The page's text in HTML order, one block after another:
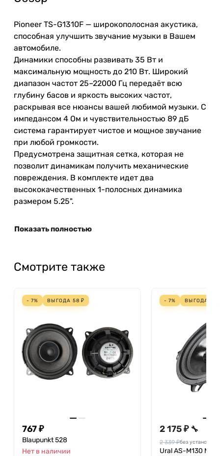
Pioneer TS-G1310F — широкополосная акустика,
способная улучшить звучание музыки в Вашем
автомобиле.
Динамики способны развивать 35 Вт и
максимальную мощность до 210 Вт. Широкий
диапазон частот 25–22000 Гц передаёт всю
глубину басов и яркость высоких частот,
раскрывая все нюансы вашей любимой музыки. С
импедансом 4 Ом и чувствительностью 89 дБ
система гарантирует чистое и мощное звучание
при любой громкости.
Предусмотрена защитная сетка, которая не
позволит динамикам получить механические
повреждения. В комплекте идет два
высококачественных 1-полосных динамика
размером 5.25".
Показать полностью
Смотрите также
- 7% ВЫГОДА 58 ₽
767 ₽
Blaupunkt 528
Нет в наличии
- 7% ВЫГОДА
2 175 ₽ 🔧
2 339 ₽без установки
Ural AS-M130